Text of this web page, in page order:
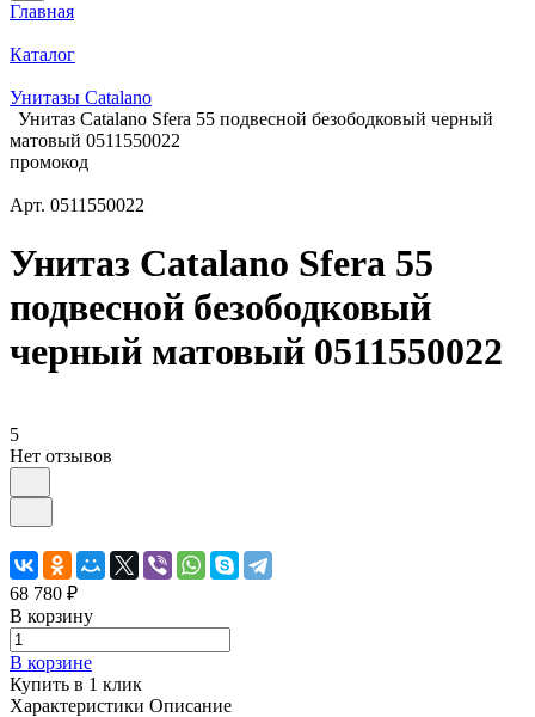
Главная
Каталог
Унитазы Catalano
Унитаз Catalano Sfera 55 подвесной безободковый черный
матовый 0511550022
промокод
Арт. 0511550022
Унитаз Catalano Sfera 55
подвесной безободковый
черный матовый 0511550022
5
Нет отзывов
68 780 ₽
В корзину
В корзине
Купить в 1 клик
Характеристики Описание